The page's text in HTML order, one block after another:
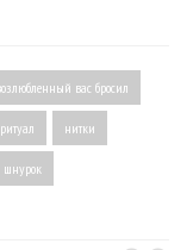
вас бросил
нитки
шнурок